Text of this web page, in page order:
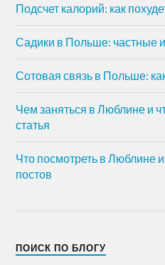
Подсчет калорий: как
Садики в Польше: частные и
Сотовая связь в Польше:
Чем заняться в Люблине и
статья
Что посмотреть в Люблине
постов
ПОИСК ПО БЛОГУ